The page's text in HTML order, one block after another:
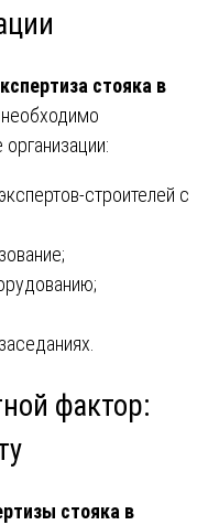
стояка в
строителей с
фактор:
стояка в